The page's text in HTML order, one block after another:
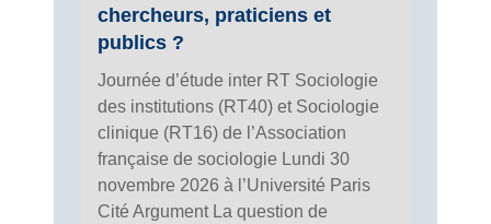
chercheurs, praticiens et
publics ?
Journée d’étude inter RT Sociologie
des institutions (RT40) et Sociologie
clinique (RT16) de l’Association
française de sociologie Lundi 30
novembre 2026 à l’Université Paris
Cité Argument La question de